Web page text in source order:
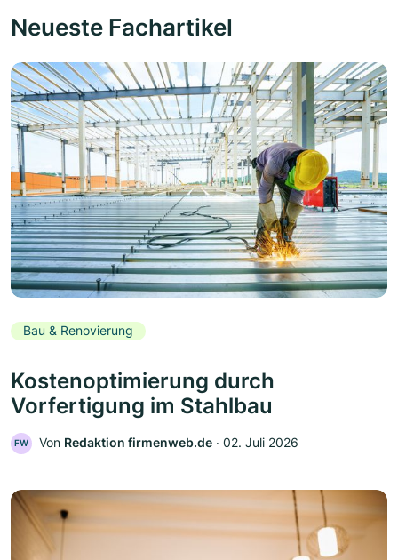
Neueste Fachartikel
Bau & Renovierung
Kostenoptimierung durch
Vorfertigung im Stahlbau
FW Von Redaktion firmenweb.de ‧ 02. Juli 2026